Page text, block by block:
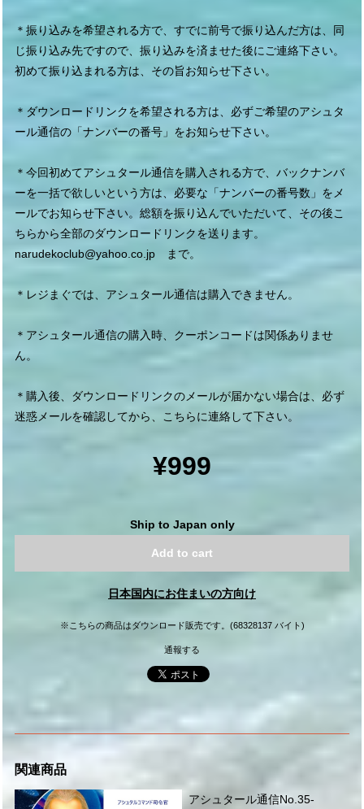
＊振り込みを希望される方で、すでに前号で振り込んだ方は、同
じ振り込み先ですので、振り込みを済ませた後にご連絡下さい。
初めて振り込まれる方は、その旨お知らせ下さい。
＊ダウンロードリンクを希望される方は、必ずご希望のアシュタ
ール通信の「ナンバーの番号」をお知らせ下さい。
＊今回初めてアシュタール通信を購入される方で、バックナンバ
ーを一括で欲しいという方は、必要な「ナンバーの番号数」をメ
ールでお知らせ下さい。総額を振り込んでいただいて、その後こ
ちらから全部のダウンロードリンクを送ります。
narudekoclub@yahoo.co.jp まで。
＊レジまぐでは、アシュタール通信は購入できません。
＊アシュタール通信の購入時、クーポンコードは関係ありませ
ん。
＊購入後、ダウンロードリンクのメールが届かない場合は、必ず
迷惑メールを確認してから、こちらに連絡して下さい。
¥999
Ship to Japan only
Add to cart
日本国内にお住まいの方向け
※こちらの商品はダウンロード販売です。(68328137 バイト)
通報する
関連商品
アシュタール通信No.35-